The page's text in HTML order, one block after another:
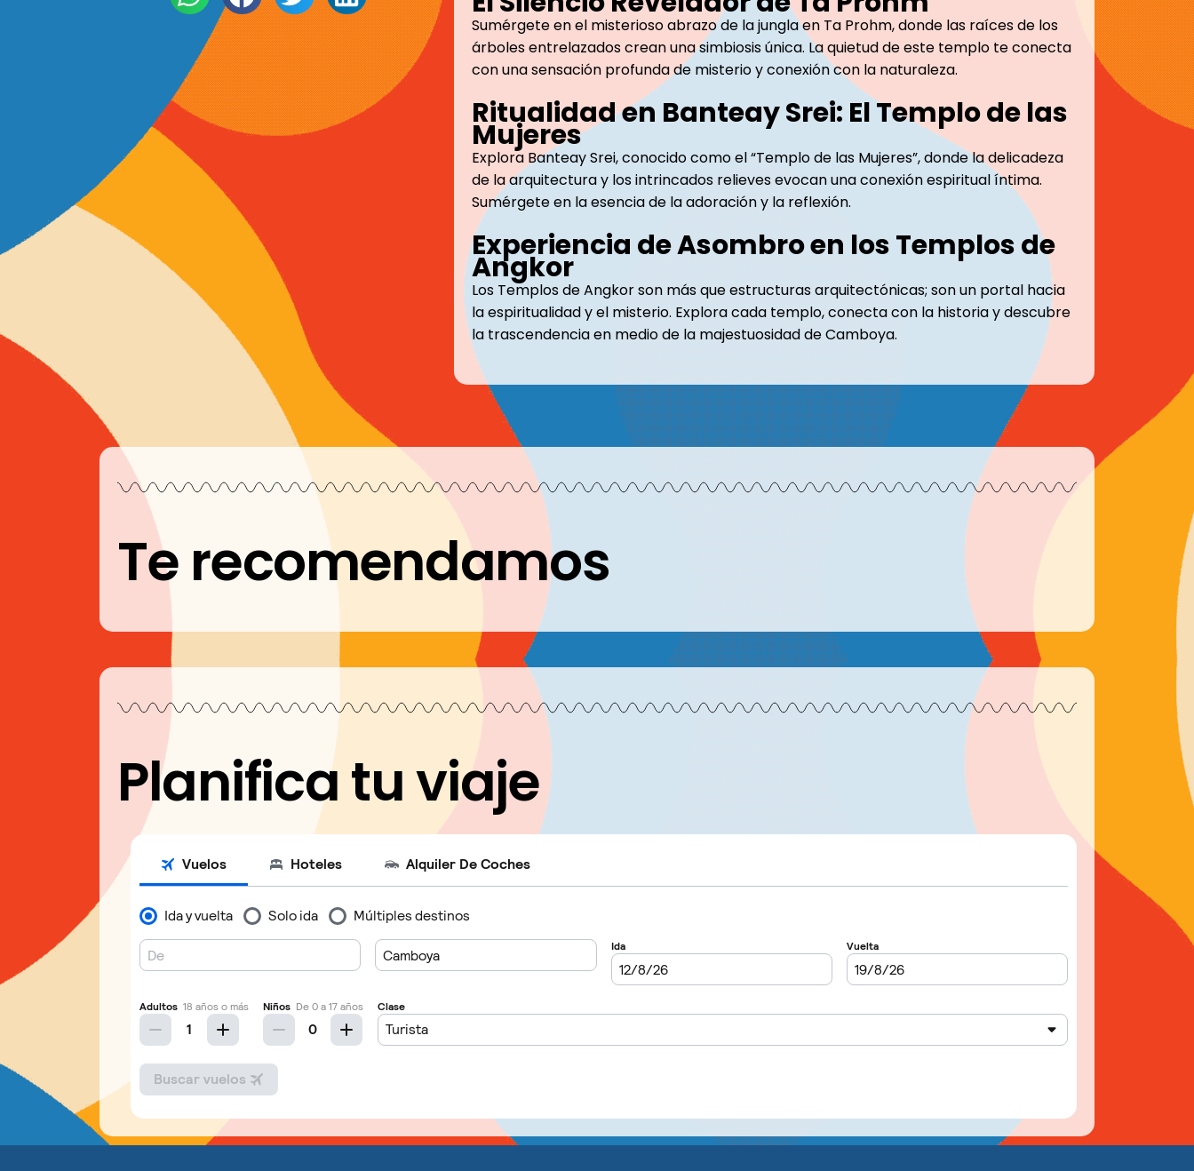
Sumérgete en el misterioso abrazo de la jungla en Ta Prohm, donde las raíces de los
árboles entrelazados crean una simbiosis única. La quietud de este templo te conecta
con una sensación profunda de misterio y conexión con la naturaleza.
Ritualidad en Banteay Srei: El Templo de las
Mujeres
Explora Banteay Srei, conocido como el “Templo de las Mujeres”, donde la delicadeza
de la arquitectura y los intrincados relieves evocan una conexión espiritual íntima.
Sumérgete en la esencia de la adoración y la reflexión.
Experiencia de Asombro en los Templos de
Angkor
Los Templos de Angkor son más que estructuras arquitectónicas; son un portal hacia
la espiritualidad y el misterio. Explora cada templo, conecta con la historia y descubre
la trascendencia en medio de la majestuosidad de Camboya.
Te recomendamos
Planifica tu viaje